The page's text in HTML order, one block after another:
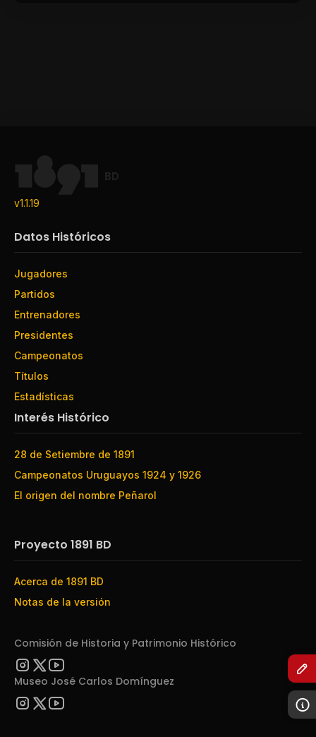
BD
v1.1.19
Datos Históricos
Jugadores
Partidos
Entrenadores
Presidentes
Campeonatos
Títulos
Estadísticas
Interés Histórico
28 de Setiembre de 1891
Campeonatos Uruguayos 1924 y 1926
El origen del nombre Peñarol
Proyecto 1891 BD
Acerca de 1891 BD
Notas de la versión
Comisión de Historia y Patrimonio Histórico
Museo José Carlos Domínguez